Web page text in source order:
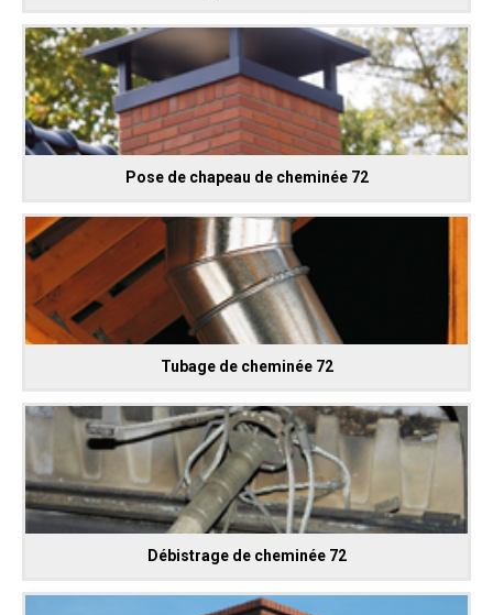
Pose de chapeau de cheminée 72
Tubage de cheminée 72
Débistrage de cheminée 72